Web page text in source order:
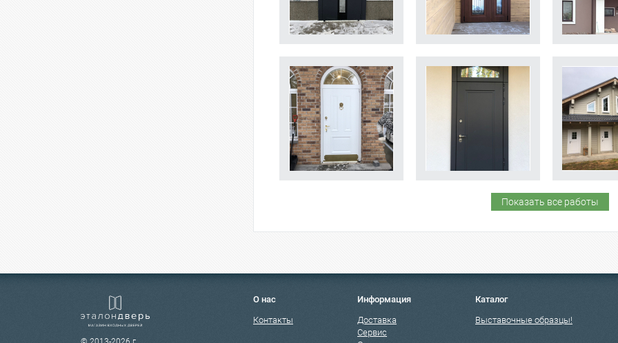
Показать все работы
О нас
Контакты
Информация
Доставка
Сервис
Каталог
Выставочные образцы!